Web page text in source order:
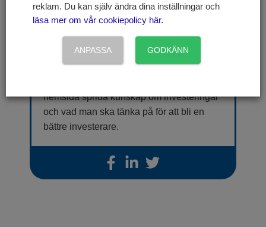
Skribent | Joakim Ryttersson
Joakim Ryttersson har mångårig
erfarenhet bakom sig vad gäller
investeringar i aktier, fonder och andra
hemsida sprida kunskap om investeringar
och vad man ska tänka på för att bli en
bättre investerare.
reklam. Du kan själv ändra dina inställningar och
läsa mer om vår cookiepolicy här.
ANPASSA GODKÄNN